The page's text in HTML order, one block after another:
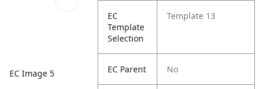
EC Image 5
EC
Template
Selection
Template 13
EC Parent No